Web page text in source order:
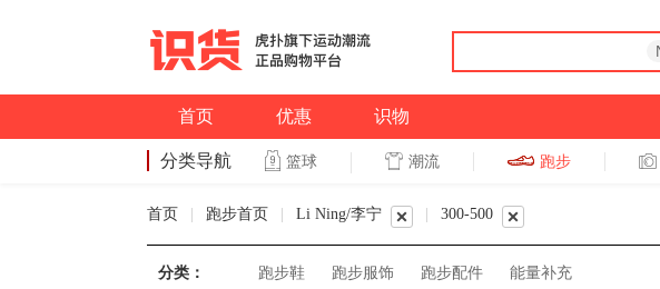
首页 优惠 识物
分类导航 篮球 潮流 跑步
首页 跑步首页 Li Ning/李宁 300-500
分类： 跑步鞋 跑步服饰 跑步配件 能量补充